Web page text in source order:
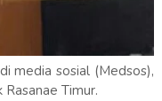
media sosial (Medsos),
Timur.